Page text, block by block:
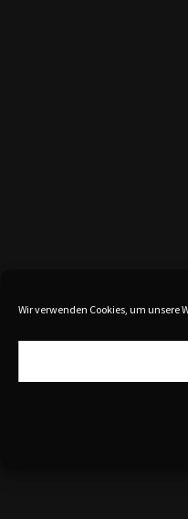
Wir verwenden Cookies, um unsere